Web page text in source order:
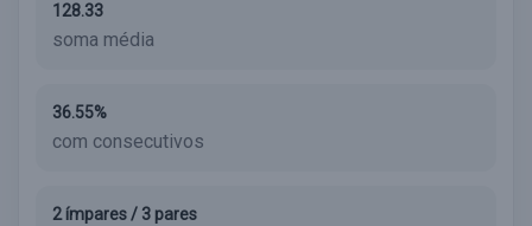
128.33
soma média
36.55%
com consecutivos
2 ímpares / 3 pares